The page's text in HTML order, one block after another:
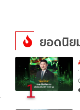
ยอดนิย
1